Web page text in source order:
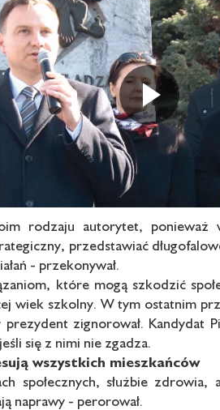
rodzaju autorytet, ponieważ
przedstawiać
- przekonywał.
które mogą szkodzić
wiek szkolny. W tym ostatnim
zignorował. Kandydat
się z nimi nie zgadza.
wszystkich mieszkańców
społecznych, służbie
naprawy - perorował.